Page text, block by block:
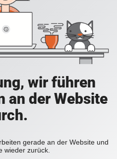
wir führen
an der Website
gerade an der Website und
wieder zurück.